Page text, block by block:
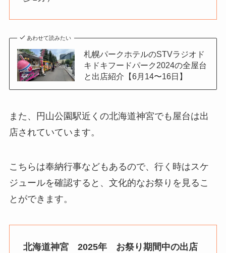
あわせて読みたい
札幌パークホテルのSTVラジオド
キドキフードパーク2024の全屋台
と出店紹介【6月14〜16日】
また、円山公園駅近くの北海道神宮でも屋台は出
店されていています。
こちらは奉納行事などもあるので、行く時はスケ
ジュールを確認すると、文化的なお祭りを見るこ
とができます。
北海道神宮 2025年 お祭り期間中の出店